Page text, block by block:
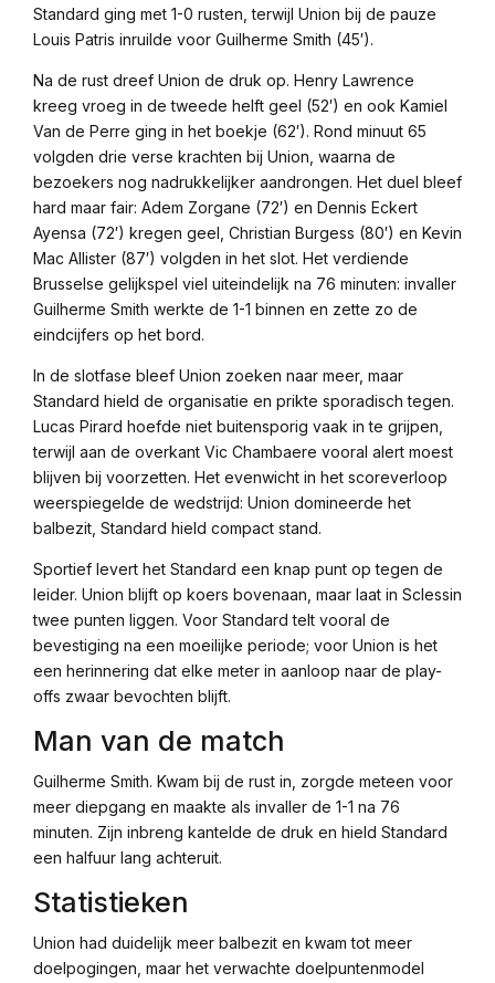
Standard ging met 1-0 rusten, terwijl Union bij de pauze
Louis Patris inruilde voor Guilherme Smith (45′).
Na de rust dreef Union de druk op. Henry Lawrence
kreeg vroeg in de tweede helft geel (52′) en ook Kamiel
Van de Perre ging in het boekje (62′). Rond minuut 65
volgden drie verse krachten bij Union, waarna de
bezoekers nog nadrukkelijker aandrongen. Het duel bleef
hard maar fair: Adem Zorgane (72′) en Dennis Eckert
Ayensa (72′) kregen geel, Christian Burgess (80′) en Kevin
Mac Allister (87′) volgden in het slot. Het verdiende
Brusselse gelijkspel viel uiteindelijk na 76 minuten: invaller
Guilherme Smith werkte de 1-1 binnen en zette zo de
eindcijfers op het bord.
In de slotfase bleef Union zoeken naar meer, maar
Standard hield de organisatie en prikte sporadisch tegen.
Lucas Pirard hoefde niet buitensporig vaak in te grijpen,
terwijl aan de overkant Vic Chambaere vooral alert moest
blijven bij voorzetten. Het evenwicht in het scoreverloop
weerspiegelde de wedstrijd: Union domineerde het
balbezit, Standard hield compact stand.
Sportief levert het Standard een knap punt op tegen de
leider. Union blijft op koers bovenaan, maar laat in Sclessin
twee punten liggen. Voor Standard telt vooral de
bevestiging na een moeilijke periode; voor Union is het
een herinnering dat elke meter in aanloop naar de play-
offs zwaar bevochten blijft.
Man van de match
Guilherme Smith. Kwam bij de rust in, zorgde meteen voor
meer diepgang en maakte als invaller de 1-1 na 76
minuten. Zijn inbreng kantelde de druk en hield Standard
een halfuur lang achteruit.
Statistieken
Union had duidelijk meer balbezit en kwam tot meer
doelpogingen, maar het verwachte doelpuntenmodel